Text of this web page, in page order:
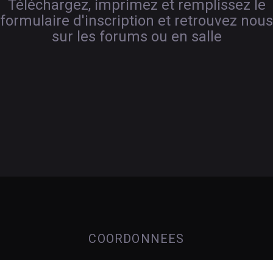
Téléchargez, imprimez et remplissez le
formulaire d'inscription et retrouvez nous
sur les forums ou en salle
COORDONNEES